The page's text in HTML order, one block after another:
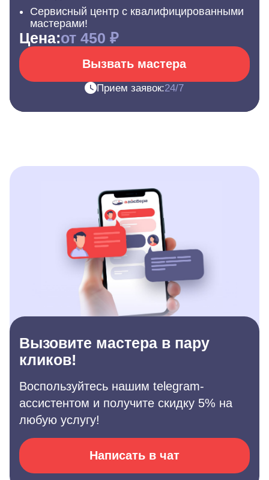
Сервисный центр с квалифицированными
мастерами!
Цена:от 450 ₽
Вызвать мастера
Прием заявок:24/7
Вызовите мастера в пару
кликов!
Воспользуйтесь нашим telegram-
ассистентом и получите скидку 5% на
любую услугу!
Написать в чат